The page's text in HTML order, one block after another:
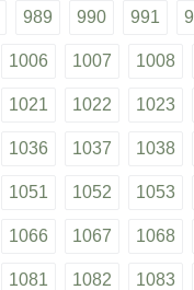
989 990 991
1006 1007 1008
1021 1022 1023
1036 1037 1038
1051 1052 1053
1066 1067 1068
1081 1082 1083